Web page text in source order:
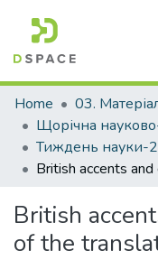
Communities &
All of DSpace
Statistics
Home
British
of the